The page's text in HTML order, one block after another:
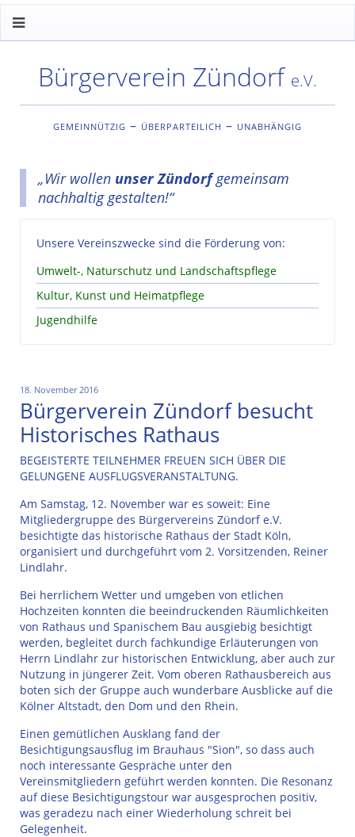
Bürgerverein Zündorf e.V.
gemeinnützig – überparteilich – unabhängig
„Wir wollen unser Zündorfgemeinsam
nachhaltig gestalten!“
Unsere Vereinszwecke sind die Förderung von:
Umwelt-, Naturschutz und Landschaftspflege
Kultur, Kunst und Heimatpflege
Jugendhilfe
18. November 2016
Bürgerverein Zündorf besucht
Historisches Rathaus
BEGEISTERTE TEILNEHMER FREUEN SICH ÜBER DIE
GELUNGENE AUSFLUGSVERANSTALTUNG.
Am Samstag, 12. November war es soweit: Eine
Mitgliedergruppe des Bürgervereins Zündorf e.V.
besichtigte das historische Rathaus der Stadt Köln,
organisiert und durchgeführt vom 2. Vorsitzenden, Reiner
Lindlahr.
Bei herrlichem Wetter und umgeben von etlichen
Hochzeiten konnten die beeindruckenden Räumlichkeiten
von Rathaus und Spanischem Bau ausgiebig besichtigt
werden, begleitet durch fachkundige Erläuterungen von
Herrn Lindlahr zur historischen Entwicklung, aber auch zur
Nutzung in jüngerer Zeit. Vom oberen Rathausbereich aus
boten sich der Gruppe auch wunderbare Ausblicke auf die
Kölner Altstadt, den Dom und den Rhein.
Einen gemütlichen Ausklang fand der
Besichtigungsausflug im Brauhaus "Sion", so dass auch
noch interessante Gespräche unter den
Vereinsmitgliedern geführt werden konnten. Die Resonanz
auf diese Besichtigungstour war ausgesprochen positiv,
was geradezu nach einer Wiederholung schreit bei
Gelegenheit.